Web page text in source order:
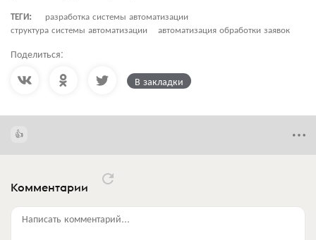
ТЕГИ:
разработка системы автоматизации
структура системы автоматизации
автоматизация обработки заявок
Поделиться:
В закладки
Комментарии
Написать комментарий...